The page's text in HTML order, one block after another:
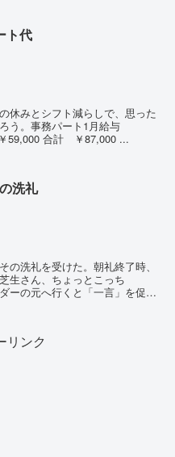
ト代
休みとシフト減らしで、思った
ろう。事務パート1月給与
￥28,000 コールセンター1月給与 ￥59,000 合計 ￥87,000 ...
洗礼
洗礼を受けた。朝礼終了時、
生さん、ちょっとこっち
ーの元へ行くと「一言」を促さ
リンク